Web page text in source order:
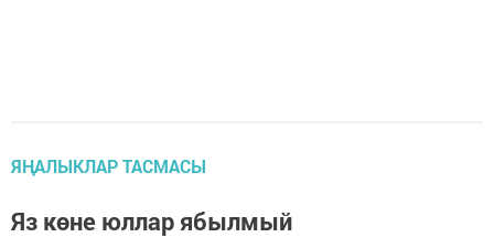
ЯҢАЛЫКЛАР ТАСМАСЫ
Яз көне юллар ябылмый